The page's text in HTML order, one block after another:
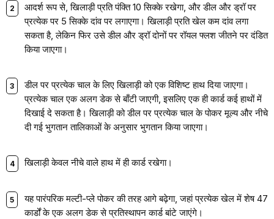
आदर्श रूप से, खिलाड़ी प्रति पंक्ति 10 सिक्के रखेगा, और डील और ड्रॉ पर
प्रत्येक पर 5 सिक्के दांव पर लगाएगा। खिलाड़ी प्रति खेल कम दांव लगा
सकता है, लेकिन फिर उसे डील और ड्रॉ दोनों पर रॉयल फ्लश जीतने पर दंडित
किया जाएगा।
डील पर प्रत्येक चाल के लिए खिलाड़ी को एक विशिष्ट हाथ दिया जाएगा।
प्रत्येक चाल एक अलग डेक से बाँटी जाएगी, इसलिए एक ही कार्ड कई हाथों में
दिखाई दे सकता है। खिलाड़ी को डील पर प्रत्येक चाल के पोकर मूल्य और नीचे
दी गई भुगतान तालिकाओं के अनुसार भुगतान किया जाएगा।
खिलाड़ी केवल नीचे वाले हाथ में ही कार्ड रखेगा।
यह पारंपरिक मल्टी-प्ले पोकर की तरह आगे बढ़ेगा, जहां प्रत्येक खेल में शेष 47
कार्डों के एक अलग डेक से प्रतिस्थापन कार्ड बांटे जाएंगे।